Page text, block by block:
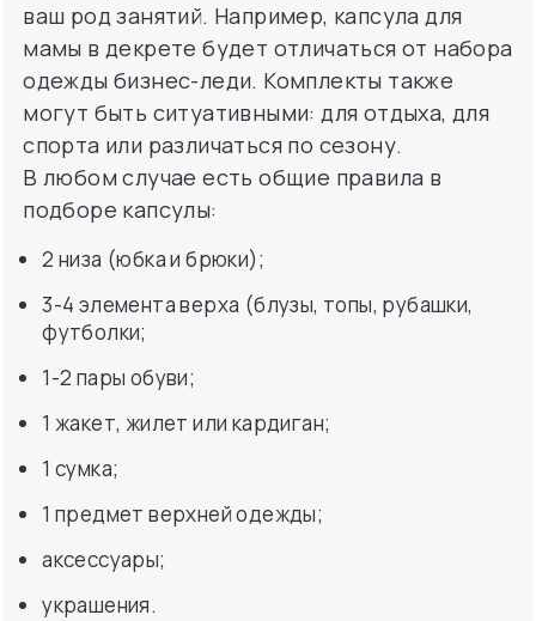
ваш род занятий. Например, капсула для
мамы в декрете будет отличаться от набора
одежды бизнес-леди. Комплекты также
могут быть ситуативными: для отдыха, для
спорта или различаться по сезону.
В любом случае есть общие правила в
подборе капсулы:
2 низа (юбка и брюки);
3-4 элемента верха (блузы, топы, рубашки,
футболки;
1-2 пары обуви;
1 жакет, жилет или кардиган;
1 сумка;
1 предмет верхней одежды;
аксессуары;
украшения.